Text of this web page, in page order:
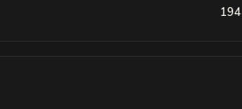
194